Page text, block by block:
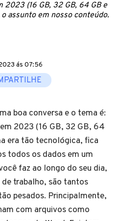
2023 (16 GB, 32 GB, 64 GB e
assunto em nosso conteúdo.
ás 07:56
boa conversa e o tema é:
2023 (16 GB, 32 GB, 64
era tão tecnológica, fica
todos os dados em um
faz ao longo do seu dia,
trabalho, são tantos
pesados. Principalmente,
com arquivos como